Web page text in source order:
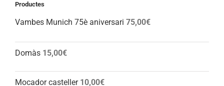
Productes
Vambes Munich 75è aniversari 75,00€
Domàs 15,00€
Mocador casteller 10,00€